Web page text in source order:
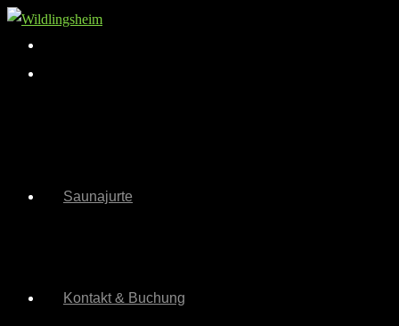
Zum
Inhalt
Saunajurte
Kontakt & Buchung